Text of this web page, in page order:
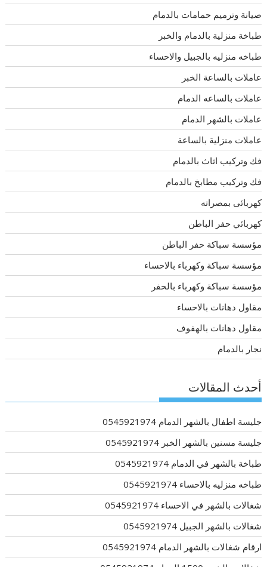
صيانة وترميم حمامات بالدمام
طباخة منزلية بالدمام والخبر
طباخه منزليه بالجبيل والاحساء
عاملات بالساعة الخبر
عاملات بالساعه الدمام
عاملات بالشهر الدمام
عاملات منزلية بالساعة
فك وتركيب اثاث بالدمام
فك وتركيب مطابخ بالدمام
كهربائى بمصراته
كهربائي حفر الباطن
مؤسسة سباكة حفر الباطن
مؤسسة سباكة وكهرباء بالاحساء
مؤسسة سباكة وكهرباء بالحفر
مقاول دهانات بالاحساء
مقاول دهانات بالهفوف
نجار بالدمام
أحدث المقالات
جليسة اطفال بالشهر الدمام 0545921974
جليسة مسنين بالشهر الخبر 0545921974
طباخة بالشهر في الدمام 0545921974
طباخه منزليه بالاحساء 0545921974
شغالات بالشهر في الاحساء 0545921974
شغالات بالشهر الجبيل 0545921974
ارقام شغالات بالشهر الدمام 0545921974